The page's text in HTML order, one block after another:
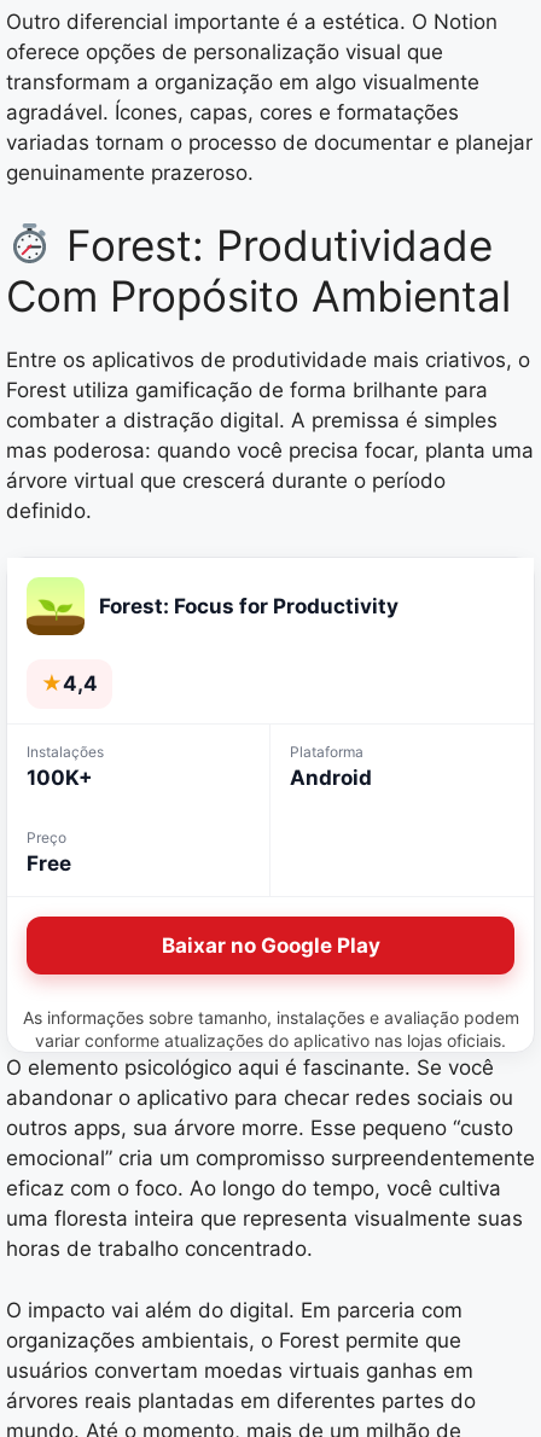
Outro diferencial importante é a estética. O Notion
oferece opções de personalização visual que
transformam a organização em algo visualmente
agradável. Ícones, capas, cores e formatações
variadas tornam o processo de documentar e planejar
genuinamente prazeroso.
Forest: Produtividade
Com Propósito Ambiental
Entre os aplicativos de produtividade mais criativos, o
Forest utiliza gamificação de forma brilhante para
combater a distração digital. A premissa é simples
mas poderosa: quando você precisa focar, planta uma
árvore virtual que crescerá durante o período
definido.
Forest: Focus for Productivity
★4,4
Instalações
100K+
Plataforma
Android
Preço
Free
Baixar no Google Play
As informações sobre tamanho, instalações e avaliação podem
variar conforme atualizações do aplicativo nas lojas oficiais.
O elemento psicológico aqui é fascinante. Se você
abandonar o aplicativo para checar redes sociais ou
outros apps, sua árvore morre. Esse pequeno “custo
emocional” cria um compromisso surpreendentemente
eficaz com o foco. Ao longo do tempo, você cultiva
uma floresta inteira que representa visualmente suas
horas de trabalho concentrado.
O impacto vai além do digital. Em parceria com
organizações ambientais, o Forest permite que
usuários convertam moedas virtuais ganhas em
árvores reais plantadas em diferentes partes do
mundo. Até o momento, mais de um milhão de